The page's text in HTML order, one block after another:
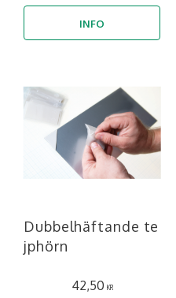
INFO
Dubbelhäftande te
jphörn
42,50 KR